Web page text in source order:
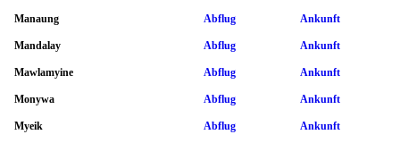
Manaung Abflug Ankunft
Mandalay Abflug Ankunft
Mawlamyine Abflug Ankunft
Monywa Abflug Ankunft
Myeik Abflug Ankunft